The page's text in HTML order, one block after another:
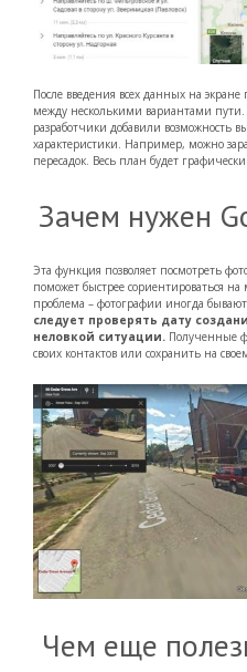
После введения всех данных на
между несколькими вариантами пути.
разработчики добавили возможность
характеристики. Например, можно
пересадок. Весь план будет
Зачем нужен
Эта функция позволяет посмотреть
поможет быстрее сориентироваться
проблема – фотографии иногда
следует проверять дату
неловкой ситуации. Полученные
своих контактов или сохранить на
Чем еще